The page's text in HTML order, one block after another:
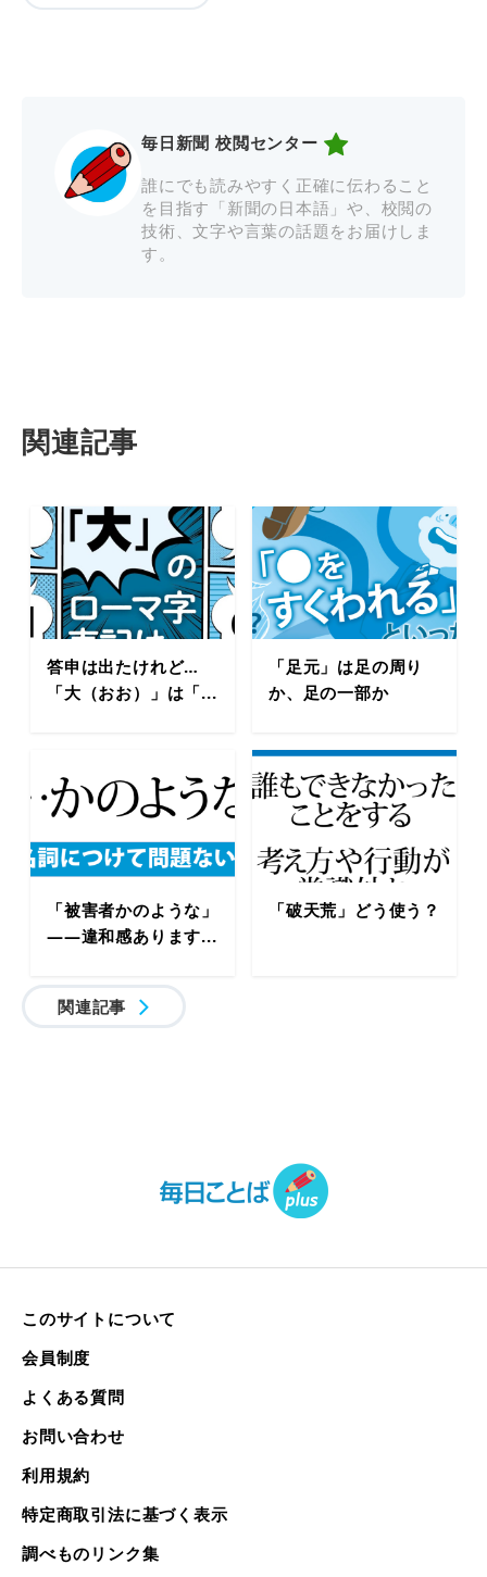
毎日新聞 校閲センター
誰にでも読みやすく正確に伝わること
を目指す「新聞の日本語」や、校閲の
技術、文字や言葉の話題をお届けしま
す。
関連記事
答申は出たけれど…
「大（おお）」は「...
「足元」は足の周り
か、足の一部か
「被害者かのような」
――違和感あります...
「破天荒」どう使う？
関連記事
このサイトについて
会員制度
よくある質問
お問い合わせ
利用規約
特定商取引法に基づく表示
調べものリンク集